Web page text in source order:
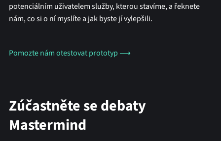
potenciálním uživatelem služby, kterou stavíme, a řeknete
nám, co si o ní myslíte a jak byste jí vylepšili.
Pomozte nám otestovat prototyp ⟶
Zúčastněte se debaty
Mastermind